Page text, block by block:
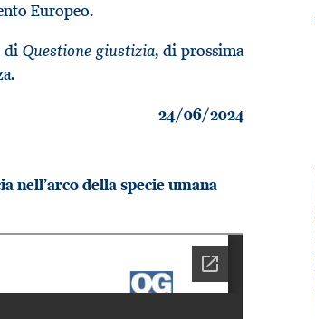
Europeo.
di Questione giustizia, di prossima
24/06/2024
nell’arco della specie umana